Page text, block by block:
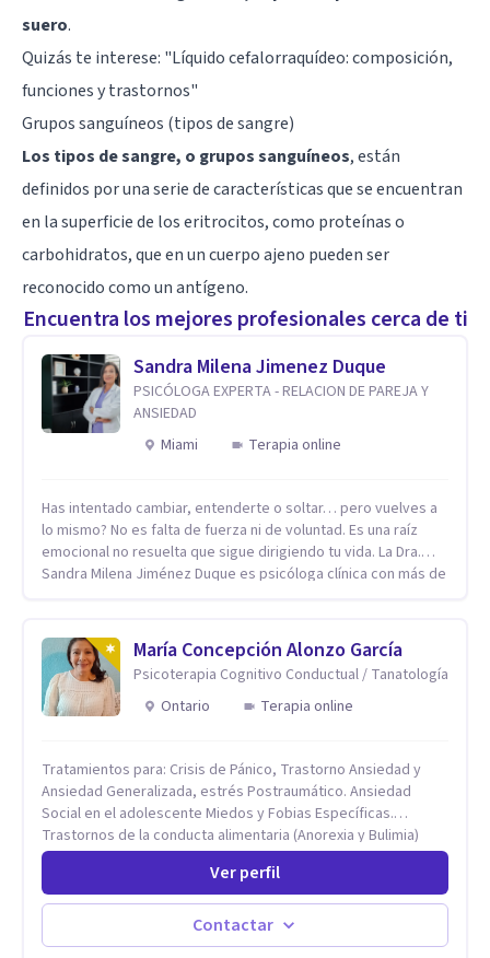
suero.
Quizás te interese: "Líquido cefalorraquídeo: composición,
funciones y trastornos"
Grupos sanguíneos (tipos de sangre)
Los tipos de sangre, o grupos sanguíneos, están
definidos por una serie de características que se encuentran
en la superficie de los eritrocitos, como proteínas o
carbohidratos, que en un cuerpo ajeno pueden ser
reconocido como un antígeno.
Encuentra los mejores profesionales cerca de ti
Sandra Milena Jimenez Duque
PSICÓLOGA EXPERTA - RELACION DE PAREJA Y
ANSIEDAD
Miami
Terapia online
Has intentado cambiar, entenderte o soltar… pero vuelves a
lo mismo? No es falta de fuerza ni de voluntad. Es una raíz
emocional no resuelta que sigue dirigiendo tu vida. La Dra.
Sandra Milena Jiménez Duque es psicóloga clínica con más de
ansiedad, la baja autoestima, la dependencia emocional y los
conflictos de pareja. Ha trabajado con pacientes en
diferentes países, acompañando procesos complejos. Su
enfoque terapéutico se diferencia por una premisa clara: no
sistema emocional, reprocesamiento de heridas de la
infancia y reestructuración cognitiva profunda, permitiendo
transformar patrones, emociones y decisiones desde su
origen. Si buscas un proceso superficial, este no es el lugar.
Pero si estás listo(a) para comprender, sanar y transformar la
raíz de lo que te ocurre, la Dra. Sandra Milena Jiménez Duque
es una de las mejores opciones para acompañarte. Porque
cuando sanas tu mundo interno, cambias tu forma de pensar,
de elegir y de vivir.
María Concepción Alonzo García
Psicoterapia Cognitivo Conductual / Tanatología
Ontario
Terapia online
Tratamientos para: Crisis de Pánico, Trastorno Ansiedad y
Ansiedad Generalizada, estrés Postraumático. Ansiedad
Social en el adolescente Miedos y Fobias Específicas.
Trastornos de la conducta alimentaria (Anorexia y Bulimia)
Modificación conductas no deseadas. Impulsividad,
conductas obsesivas, compulsividad. Trastorno obsesivo
compulsivo. Tratamiento Eficaz para la Depresión (AC)
Evaluación, contención e intervención en riesgo Suicida
Conductas autolesivas en el adolescente. Problemas con el
Ver perfil
Contactar